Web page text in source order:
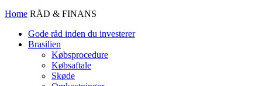
Home RÅD & FINANS
Gode råd inden du investerer
Brasilien
Købsprocedure
Købsaftale
Skøde